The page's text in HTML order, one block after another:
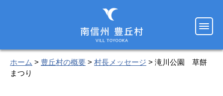
ホーム > 豊丘村の概要 > 村長メッセージ > 滝川公園 草餅
まつり